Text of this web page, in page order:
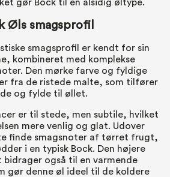
gør Bock til en alsidig øltype.
Øls smagsprofil
smagsprofil er kendt for sin
kombineret med komplekse
Den mørke farve og fyldige
fra de ristede malte, som tilfører
og fylde til øllet.
er til stede, men subtile, hvilket
mere venlig og glat. Udover
finde smagsnoter af tørret frugt,
i en typisk Bock. Den højere
bidrager også til en varmende
gør denne øl ideel til de koldere